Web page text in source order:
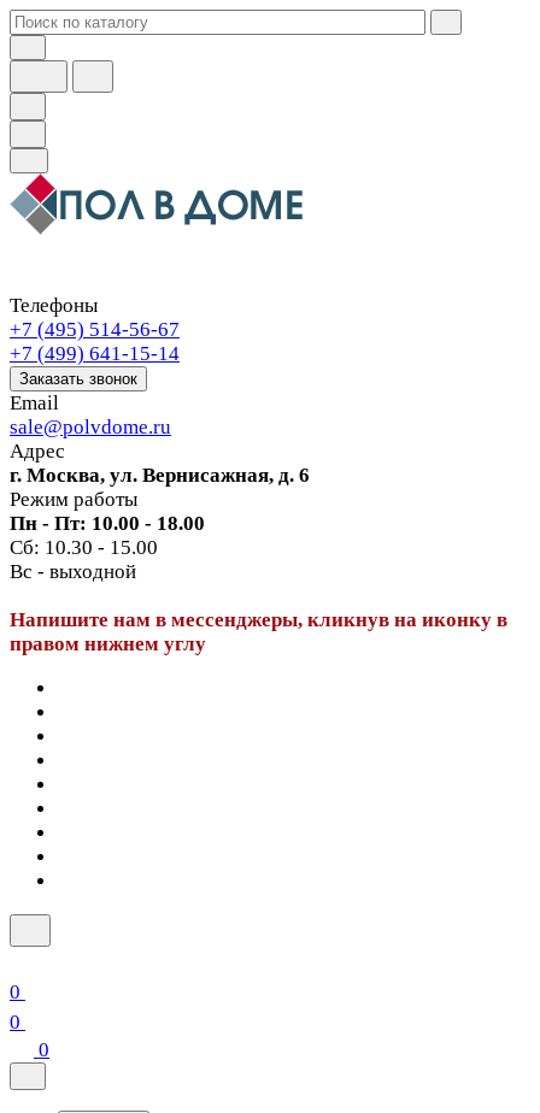
Телефоны
+7 (495) 514-56-67
+7 (499) 641-15-14
Заказать звонок
Email
sale@polvdome.ru
Адрес
г. Москва, ул. Вернисажная, д. 6
Режим работы
Пн - Пт: 10.00 - 18.00
Сб: 10.30 - 15.00
Вс - выходной
Напишите нам в мессенджеры, кликнув на иконку в
правом нижнем углу
0
0
0